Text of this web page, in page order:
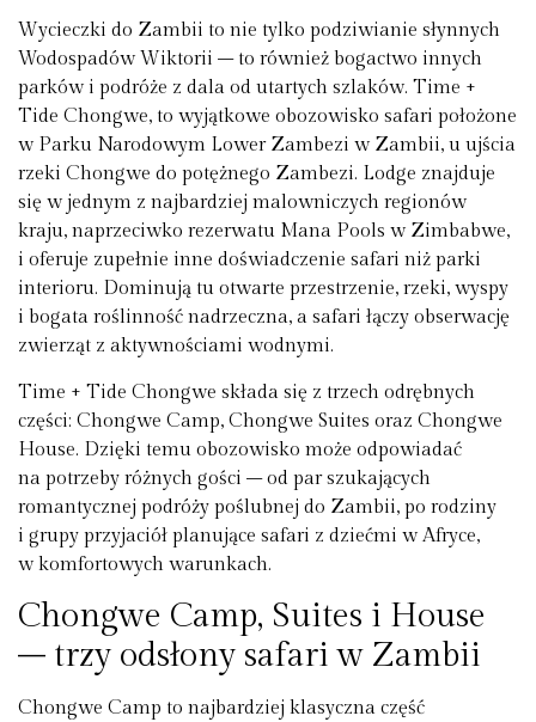
Wycieczki do Zambii to nie tylko podziwianie słynnych
Wodospadów Wiktorii – to również bogactwo innych
parków i podróże z dala od utartych szlaków. Time +
Tide Chongwe, to wyjątkowe obozowisko safari położone
w Parku Narodowym Lower Zambezi w Zambii, u ujścia
rzeki Chongwe do potężnego Zambezi. Lodge znajduje
się w jednym z najbardziej malowniczych regionów
kraju, naprzeciwko rezerwatu Mana Pools w Zimbabwe,
i oferuje zupełnie inne doświadczenie safari niż parki
interioru. Dominują tu otwarte przestrzenie, rzeki, wyspy
i bogata roślinność nadrzeczna, a safari łączy obserwację
zwierząt z aktywnościami wodnymi.
Time + Tide Chongwe składa się z trzech odrębnych
części: Chongwe Camp, Chongwe Suites oraz Chongwe
House. Dzięki temu obozowisko może odpowiadać
na potrzeby różnych gości – od par szukających
romantycznej podróży poślubnej do Zambii, po rodziny
i grupy przyjaciół planujące safari z dziećmi w Afryce,
w komfortowych warunkach.
Chongwe Camp, Suites i House
– trzy odsłony safari w Zambii
Chongwe Camp to najbardziej klasyczna część